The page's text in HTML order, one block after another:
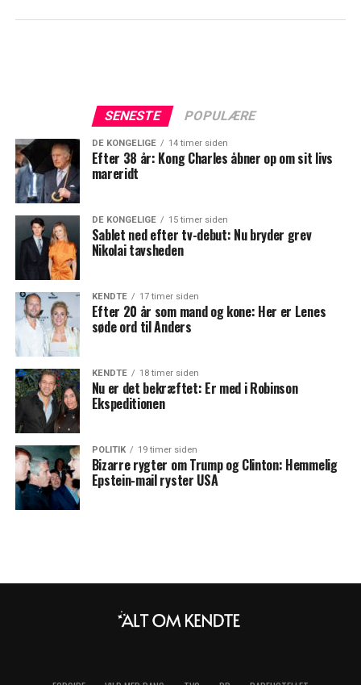
SENESTE POPULÆRE
DE KONGELIGE 14 timer siden
Efter 38 år: Kong Charles åbner op om sit livs
mareridt
DE KONGELIGE 15 timer siden
Sablet ned efter tv-debut: Nu bryder grev
Nikolai tavsheden
KENDTE 17 timer siden
Efter 20 år som mand og kone: Her er Lenes
søde ord til Anders
KENDTE 18 timer siden
Nu er det bekræftet: Er med i Robinson
Ekspeditionen
POLITIK 19 timer siden
Bizarre rygter om Trump og Clinton: Hemmelig
Epstein-mail ryster USA